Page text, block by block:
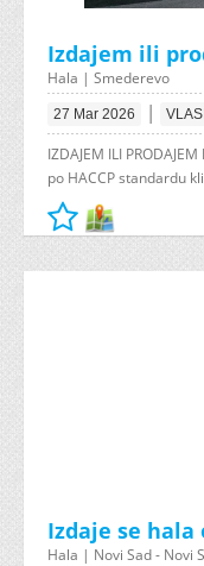
Izdajem ili
Hala | Smederevo
27 Mar 2026 |
IZDAJEM ILI
po HACCP standardu
Izdaje se hala
Hala | Novi Sad - Novi